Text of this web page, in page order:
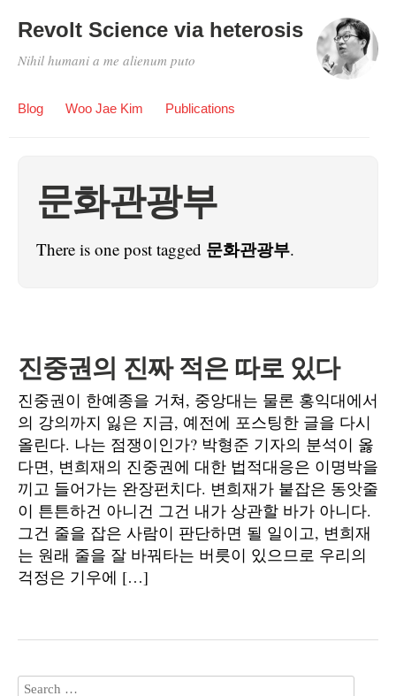
Revolt Science via heterosis
Nihil humani a me alienum puto
Blog Woo Jae Kim Publications
문화관광부
There is one post tagged 문화관광부.
진중권의 진짜 적은 따로 있다
진중권이 한예종을 거쳐, 중앙대는 물론 홍익대에서
의 강의까지 잃은 지금, 예전에 포스팅한 글을 다시
올린다. 나는 점쟁이인가? 박형준 기자의 분석이 옳
다면, 변희재의 진중권에 대한 법적대응은 이명박을
끼고 들어가는 완장펀치다. 변희재가 붙잡은 동앗줄
이 튼튼하건 아니건 그건 내가 상관할 바가 아니다.
그건 줄을 잡은 사람이 판단하면 될 일이고, 변희재
는 원래 줄을 잘 바꿔타는 버릇이 있으므로 우리의
걱정은 기우에 […]